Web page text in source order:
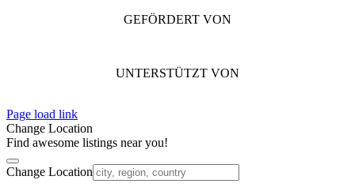
GEFÖRDERT VON
UNTERSTÜTZT VON
Page load link
Change Location
Find awesome listings near you!
Change Location